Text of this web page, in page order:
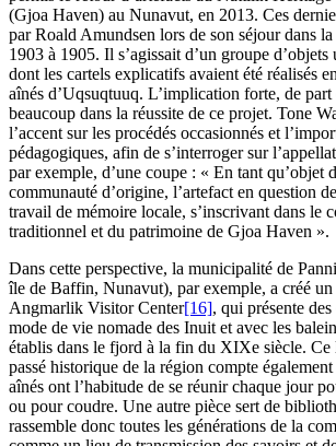
(Gjoa Haven) au Nunavut, en 2013. Ces
par Roald Amundsen lors de son séjour dans
1903 à 1905. Il s’agissait d’un groupe
dont les cartels explicatifs avaient été réalisés
aînés d’Uqsuqtuuq. L’implication forte, de
beaucoup dans la réussite de ce projet. Tone
l’accent sur les procédés occasionnés et
pédagogiques, afin de s’interroger sur
par exemple, d’une coupe : « En tant qu’objet
communauté d’origine, l’artefact en question
travail de mémoire locale, s’inscrivant dans le
traditionnel et du patrimoine de Gjoa Haven ».
Dans cette perspective, la municipalité de
île de Baffin, Nunavut), par exemple, a créé
Angmarlik Visitor Center[16], qui présente
mode de vie nomade des Inuit et avec les
établis dans le fjord à la fin du XIXe siècle. Ce
passé historique de la région compte
aînés ont l’habitude de se réunir chaque jour
ou pour coudre. Une autre pièce sert de
rassemble donc toutes les générations de la